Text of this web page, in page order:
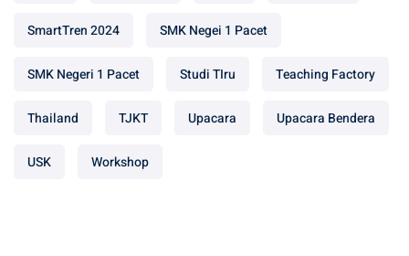
SmartTren 2024 SMK Negei 1 Pacet
SMK Negeri 1 Pacet Studi TIru Teaching Factory
Thailand TJKT Upacara Upacara Bendera
USK Workshop